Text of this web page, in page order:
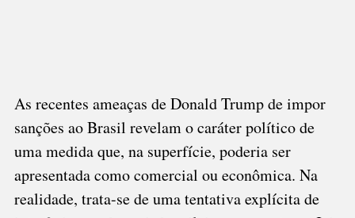
As recentes ameaças de Donald Trump de impor
sanções ao Brasil revelam o caráter político de
uma medida que, na superfície, poderia ser
apresentada como comercial ou econômica. Na
realidade, trata-se de uma tentativa explícita de